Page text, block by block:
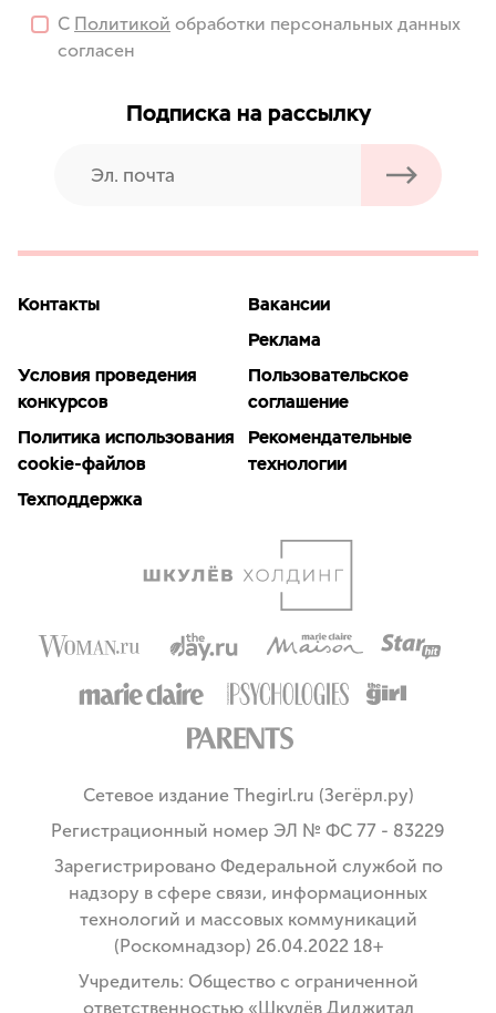
С Политикой обработки персональных данных
согласен
Подписка на рассылку
Контакты
Вакансии
Реклама
Условия проведения
конкурсов
Пользовательское
соглашение
Политика использования
cookie-файлов
Рекомендательные
технологии
Техподдержка
Сетевое издание Thegirl.ru (Зегёрл.ру)
Регистрационный номер ЭЛ № ФС 77 - 83229
Зарегистрировано Федеральной службой по
надзору в сфере связи, информационных
технологий и массовых коммуникаций
(Роскомнадзор) 26.04.2022 18+
Учредитель: Общество с ограниченной
ответственностью «Шкулёв Диджитал